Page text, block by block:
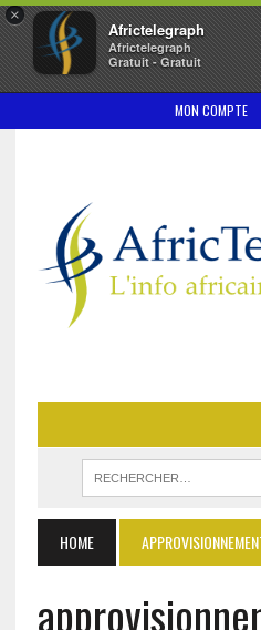
×
Africtelegraph
Africtelegraph
Gratuit - Gratuit
MON COMPTE
HOME